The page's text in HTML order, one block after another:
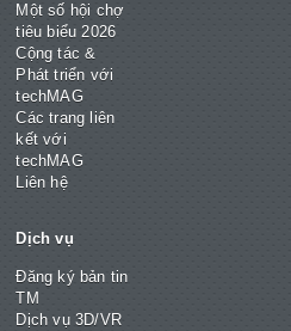
Một số hội chợ
tiêu biểu 2026
Cộng tác &
Phát triển với
techMAG
Các trang liên
kết với
techMAG
Liên hệ
Dịch vụ
Đăng ký bản tin
TM
Dịch vụ 3D/VR